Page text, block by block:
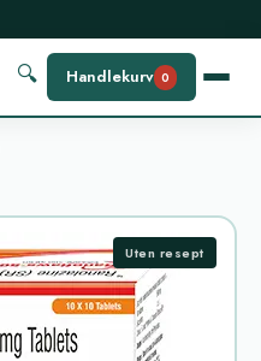
🔍 Handlekurv 0
Uten resept